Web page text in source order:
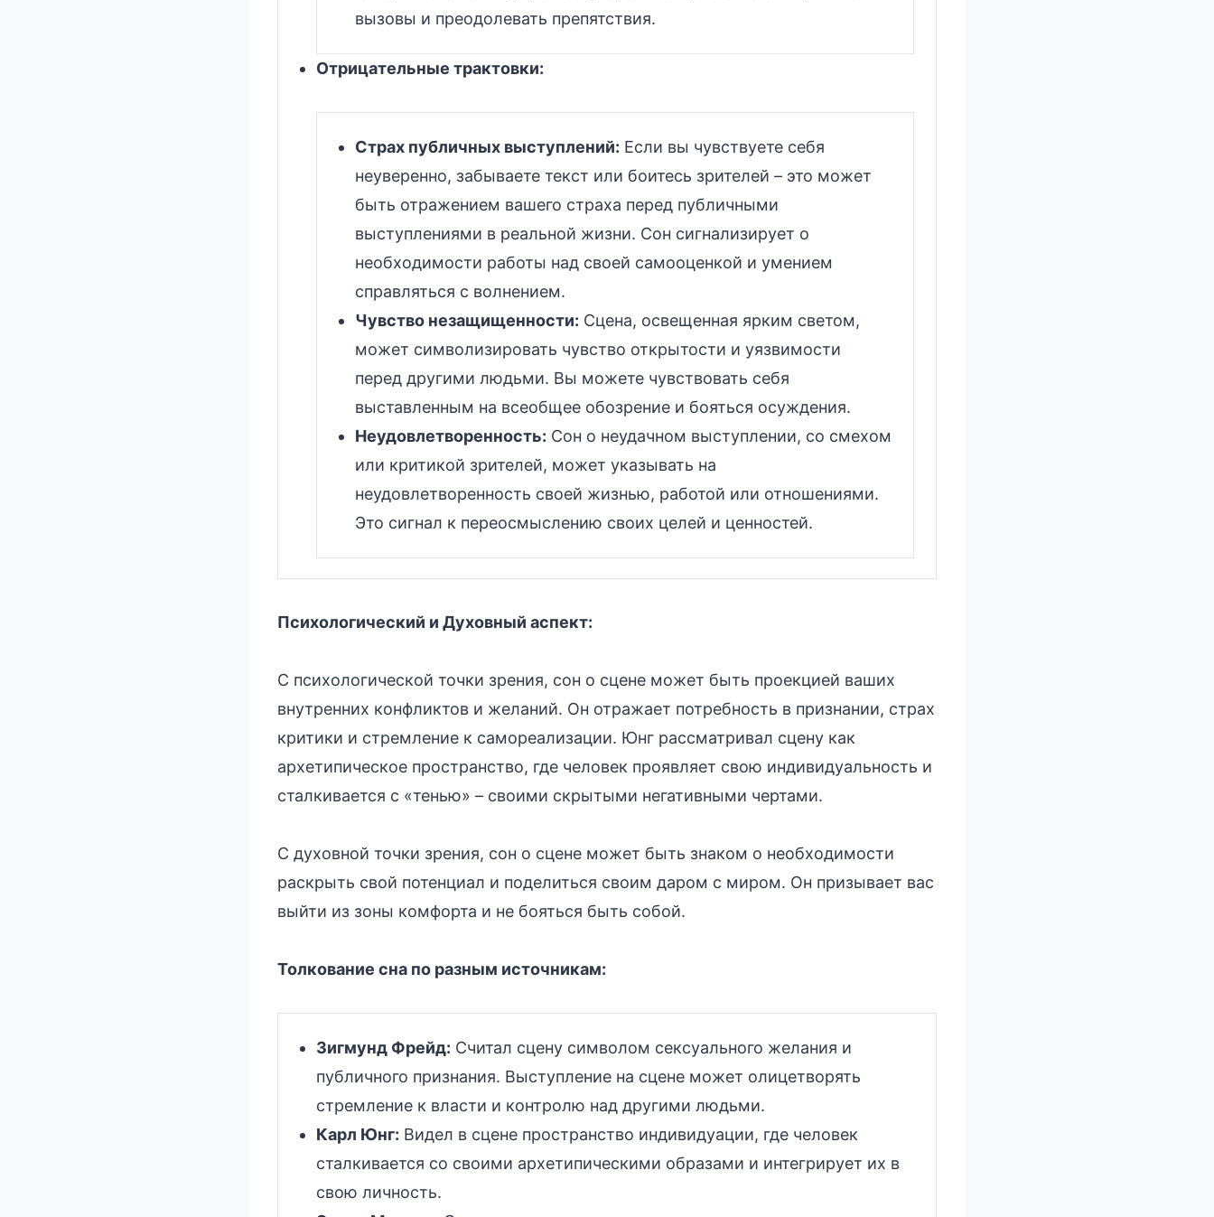
вызовы и преодолевать препятствия.
Отрицательные трактовки:
Страх публичных выступлений: Если вы чувствуете себя
неуверенно, забываете текст или боитесь зрителей – это может
быть отражением вашего страха перед публичными
выступлениями в реальной жизни. Сон сигнализирует о
необходимости работы над своей самооценкой и умением
справляться с волнением.
Чувство незащищенности: Сцена, освещенная ярким светом,
может символизировать чувство открытости и уязвимости
перед другими людьми. Вы можете чувствовать себя
выставленным на всеобщее обозрение и бояться осуждения.
Неудовлетворенность: Сон о неудачном выступлении, со смехом
или критикой зрителей, может указывать на
неудовлетворенность своей жизнью, работой или отношениями.
Это сигнал к переосмыслению своих целей и ценностей.
Психологический и Духовный аспект:
С психологической точки зрения, сон о сцене может быть проекцией ваших
внутренних конфликтов и желаний. Он отражает потребность в признании, страх
критики и стремление к самореализации. Юнг рассматривал сцену как
архетипическое пространство, где человек проявляет свою индивидуальность и
сталкивается с «тенью» – своими скрытыми негативными чертами.
С духовной точки зрения, сон о сцене может быть знаком о необходимости
раскрыть свой потенциал и поделиться своим даром с миром. Он призывает вас
выйти из зоны комфорта и не бояться быть собой.
Толкование сна по разным источникам:
Зигмунд Фрейд: Считал сцену символом сексуального желания и
публичного признания. Выступление на сцене может олицетворять
стремление к власти и контролю над другими людьми.
Карл Юнг: Видел в сцене пространство индивидуации, где человек
сталкивается со своими архетипическими образами и интегрирует их в
свою личность.